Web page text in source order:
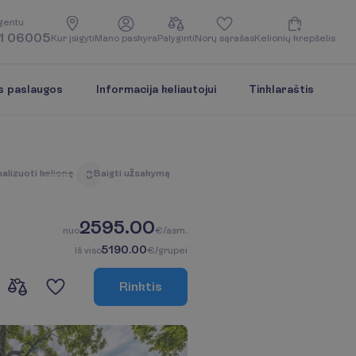
entu
06005Kur įsigytiMano paskyraPalygintiNorų sąrašasKelionių krepšelis
paslaugos Informacija keliautojui Tinklaraštis
alizuoti kelionę 3 Baigti užsakymą
nuo2595.00€/asm.
Iš viso5190.00€/grupei
Rinktis